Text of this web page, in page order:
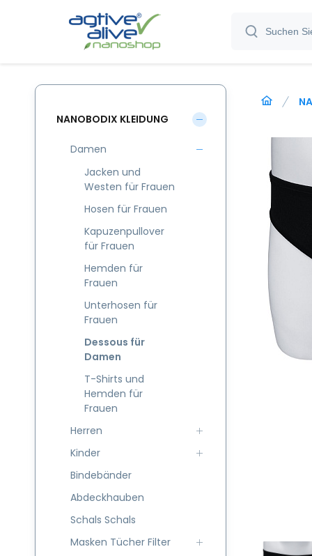
NANOBODIX KLEIDUNG
Damen
Jacken und
Westen für Frauen
Hosen für Frauen
Kapuzenpullover
für Frauen
Hemden für
Frauen
Unterhosen für
Frauen
Dessous für
Damen
T-Shirts und
Hemden für
Frauen
Herren
Kinder
Bindebänder
Abdeckhauben
Schals Schals
Masken Tücher Filter